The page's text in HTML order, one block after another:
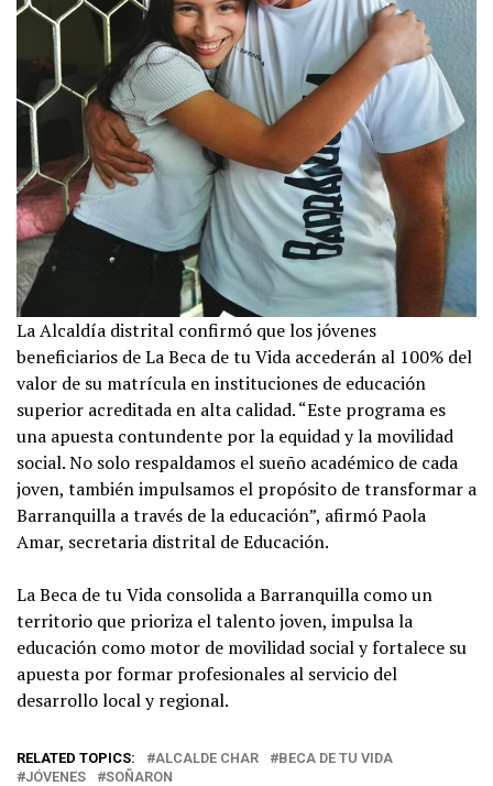
La Alcaldía distrital confirmó que los jóvenes
beneficiarios de La Beca de tu Vida accederán al 100% del
valor de su matrícula en instituciones de educación
superior acreditada en alta calidad. “Este programa es
una apuesta contundente por la equidad y la movilidad
social. No solo respaldamos el sueño académico de cada
joven, también impulsamos el propósito de transformar a
Barranquilla a través de la educación”, afirmó Paola
Amar, secretaria distrital de Educación.
La Beca de tu Vida consolida a Barranquilla como un
territorio que prioriza el talento joven, impulsa la
educación como motor de movilidad social y fortalece su
apuesta por formar profesionales al servicio del
desarrollo local y regional.
RELATED TOPICS: ALCALDE CHAR
BECA DE TU VIDA
JÓVENES
SOÑARON